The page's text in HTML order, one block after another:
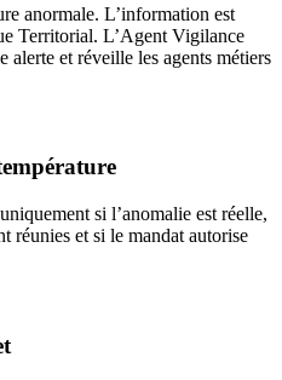
anormale. L’information est
Territorial. L’Agent Vigilance
alerte et réveille les agents métiers
si l’anomalie est réelle,
réunies et si le mandat autorise